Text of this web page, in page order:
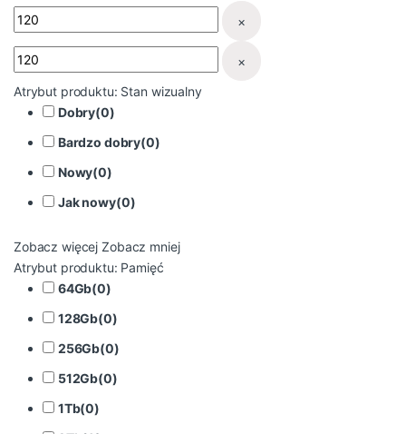
×
×
Atrybut produktu: Stan wizualny
Dobry(0)
Bardzo dobry(0)
Nowy(0)
Jak nowy(0)
Zobacz więcej Zobacz mniej
Atrybut produktu: Pamięć
64Gb(0)
128Gb(0)
256Gb(0)
512Gb(0)
1Tb(0)